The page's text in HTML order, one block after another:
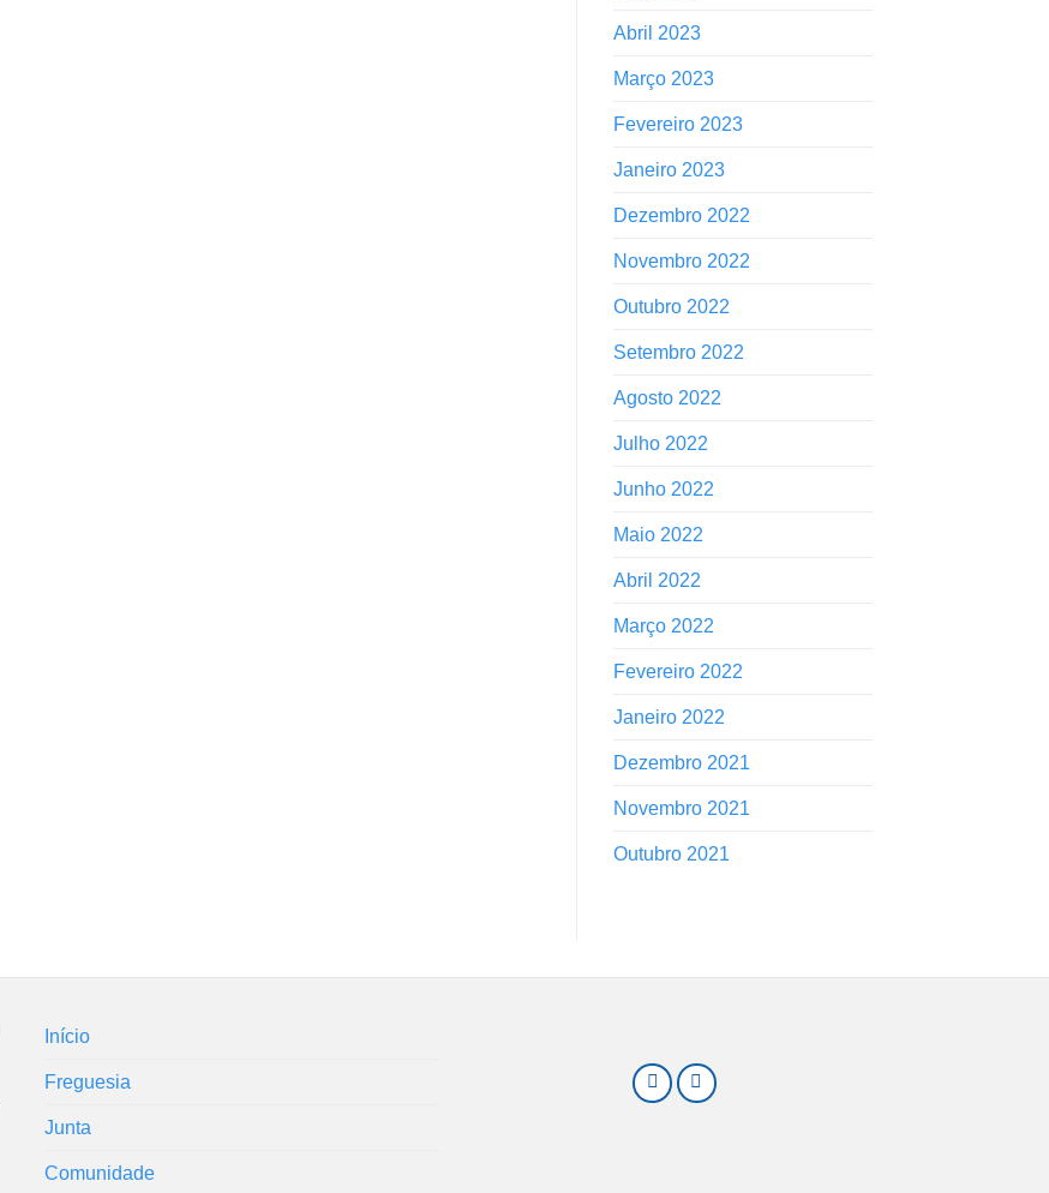
Abril 2023
Março 2023
Fevereiro 2023
Janeiro 2023
Dezembro 2022
Novembro 2022
Outubro 2022
Setembro 2022
Agosto 2022
Julho 2022
Junho 2022
Maio 2022
Abril 2022
Março 2022
Fevereiro 2022
Janeiro 2022
Dezembro 2021
Novembro 2021
Outubro 2021
Início
Freguesia
Junta
Comunidade